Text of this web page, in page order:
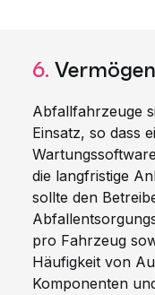
6.
Abfallfahrzeuge
Einsatz, so dass
die langfristige
sollte den
pro Fahrzeug
Häufigkeit von
Komponenten